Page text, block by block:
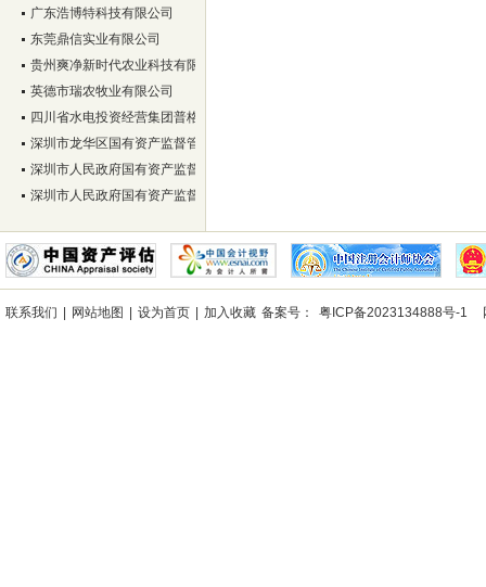
广东浩博特科技有限公司
东莞鼎信实业有限公司
贵州爽净新时代农业科技有限责任公司
英德市瑞农牧业有限公司
四川省水电投资经营集团普格电力有限公司
深圳市龙华区国有资产监督管理局
深圳市人民政府国有资产监督管理委员会
深圳市人民政府国有资产监督管理委员会
联系我们 网站地图 设为首页 加入收藏 备案号： 粤ICP备2023134888号-1